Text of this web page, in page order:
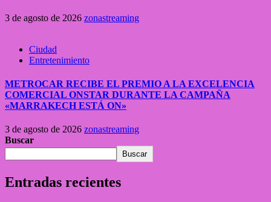
3 de agosto de 2026 zonastreaming
Ciudad
Entretenimiento
METROCAR RECIBE EL PREMIO A LA EXCELENCIA
COMERCIAL ONSTAR DURANTE LA CAMPAÑA
«MARRAKECH ESTÁ ON»
3 de agosto de 2026 zonastreaming
Buscar
Buscar
Entradas recientes